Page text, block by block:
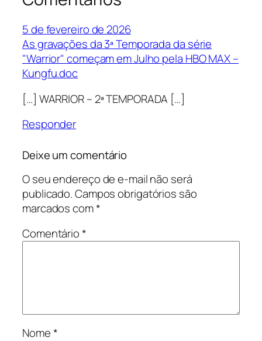
5 de fevereiro de 2026
As gravações da 3ª Temporada da série
"Warrior" começam em Julho pela HBO MAX –
Kungfu.doc
[…] WARRIOR – 2ª TEMPORADA […]
Responder
Deixe um comentário
O seu endereço de e-mail não será
publicado.Campos obrigatórios são
marcados com*
Comentário*
Nome*